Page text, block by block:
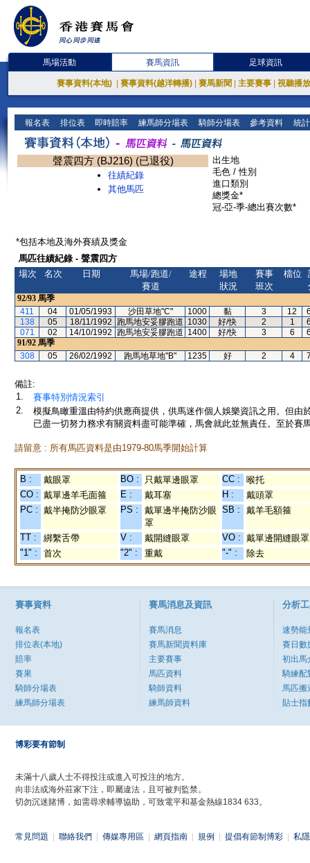
馬場活動 賽馬資訊 足球資訊
賽事資料(本地) 賽事資料(越洋轉播) 賽馬新聞 主要賽事 視聽播
報名表 排位表 即時賠率 練馬師分場表 騎師分場表 參考資料 統
聲震四方 (BJ216) (已退役)
往績紀錄
其他馬匹
出生地
毛色 / 性別
進口類別
總獎金*
冠-亞-季-總出賽次數*
*包括本地及海外賽績及獎金
馬匹往績紀錄 - 聲震四方
場次
名次 日期
馬場/跑道/
賽道
途程
場地
狀況
賽事
班次
檔位
92/93 馬季
411
04 01/05/1993 沙田草地"C" 1000 黏 3 12
138
05 18/11/1992 跑馬地安妥膠跑道 1030 好/快 2 1
071
02 14/10/1992 跑馬地安妥膠跑道 1400 好/快 3 6
91/92 馬季
308
05 26/02/1992 跑馬地草地"B" 1235 好 2 4
備註:
1.
賽事特別情況索引
2.
模擬鳥瞰重溫由特約供應商提供，供馬迷作個人娛樂資訊之用。但
已盡一切努力務求有關資料盡可能準確，馬會就此並無責任。至於賽
請留意 : 所有馬匹資料是由1979-80馬季開始計算
B : 戴眼罩 BO : 只戴單邊眼罩 CC :
喉托
CO : 戴單邊羊毛面箍 E : 戴耳塞 H :
戴頭罩
PC : 戴半掩防沙眼罩 PS :
戴單邊半掩防沙眼
罩
SB : 戴羊毛額箍
TT : 綁繫舌帶 V : 戴開縫眼罩 VO : 戴單邊開縫眼罩
"1" :
首次 "2" : 重戴 "-" : 除去
賽事資料
報名表
排位表(本地)
賠率
賽果
騎師分場表
練馬師分場表
賽馬消息及資訊
賽馬消息
賽馬新聞資料庫
主要賽事
馬匹資料
騎師資料
練馬師資料
分析
速勢能
賽日數
初出馬
騎練配
馬匹搬
貼士指
博彩要有節制
未滿十八歲人士不得投注或進入可投注的地方。
向非法或海外莊家下注，即屬違法，且可被判監禁。
切勿沉迷賭博，如需尋求輔導協助，可致電平和基金熱線1834 633。
常見問題 聯絡我們 傳媒專用區 網頁指南 規例 提倡有節制博彩 私